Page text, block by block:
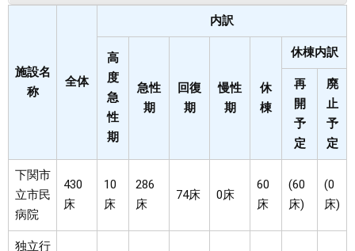
施設名
称
全体
内訳
高
度
急
性
期
急性
期
回復
期
慢性
期
休
棟
休棟内訳
再
開
予
定
廃
止
予
定
下関市
立市民
病院
430
床
10
床
286
床
74床 0床
60
床
(60
床)
(0
床)
独立行